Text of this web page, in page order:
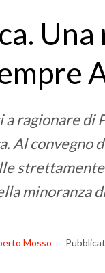
a ragionare
Al convegno
minoranza
Mosso